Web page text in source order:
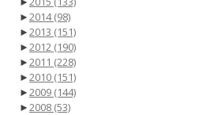
►2014(98)
►2013 (151)
►2012 (190)
►2011 (228)
►2010 (151)
►2009 (144)
►2008 (53)